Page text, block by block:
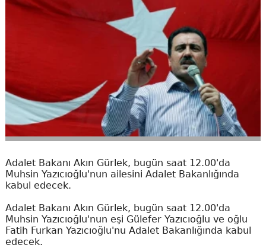
Adalet Bakanı Akın Gürlek, bugün saat 12.00'da
Muhsin Yazıcıoğlu'nun ailesini Adalet Bakanlığında
kabul edecek.
Adalet Bakanı Akın Gürlek, bugün saat 12.00'da
Muhsin Yazıcıoğlu'nun eşi Gülefer Yazıcıoğlu ve oğlu
Fatih Furkan Yazıcıoğlu'nu Adalet Bakanlığında kabul
edecek.